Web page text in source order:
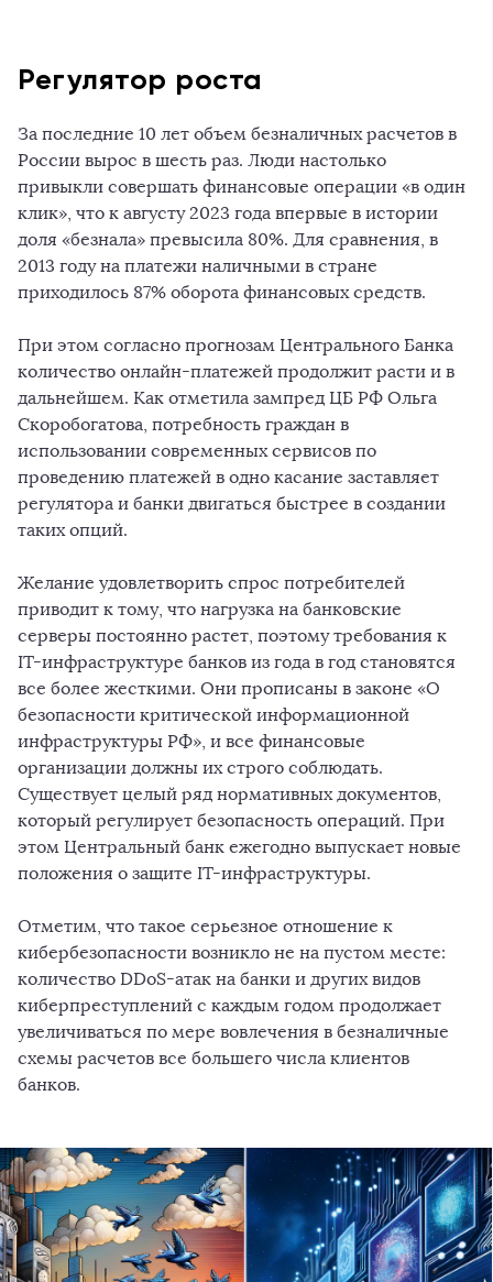
Регулятор роста
За последние 10 лет объем безналичных расчетов в
России вырос в шесть раз. Люди настолько
привыкли совершать финансовые операции «в один
клик», что к августу 2023 года впервые в истории
доля «безнала» превысила 80%. Для сравнения, в
2013 году на платежи наличными в стране
приходилось 87% оборота финансовых средств.
При этом согласно прогнозам Центрального Банка
количество онлайн-платежей продолжит расти и в
дальнейшем. Как отметила зампред ЦБ РФ Ольга
Скоробогатова, потребность граждан в
использовании современных сервисов по
проведению платежей в одно касание заставляет
регулятора и банки двигаться быстрее в создании
таких опций.
Желание удовлетворить спрос потребителей
приводит к тому, что нагрузка на банковские
серверы постоянно растет, поэтому требования к
IT-инфраструктуре банков из года в год становятся
все более жесткими. Они прописаны в законе «О
безопасности критической информационной
инфраструктуры РФ», и все финансовые
организации должны их строго соблюдать.
Существует целый ряд нормативных документов,
который регулирует безопасность операций. При
этом Центральный банк ежегодно выпускает новые
положения о защите IT-инфраструктуры.
Отметим, что такое серьезное отношение к
кибербезопасности возникло не на пустом месте:
количество DDoS-атак на банки и других видов
киберпреступлений с каждым годом продолжает
увеличиваться по мере вовлечения в безналичные
схемы расчетов все большего числа клиентов
банков.